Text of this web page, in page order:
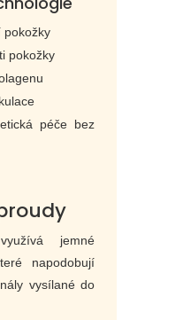
pokožky
pokožky
péče bez
jemné
napodobují
vysílané do